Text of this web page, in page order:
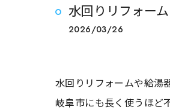
水回りリフォー
2026/03/26
水回りリフォームや給湯
岐阜市にも長く使うほど